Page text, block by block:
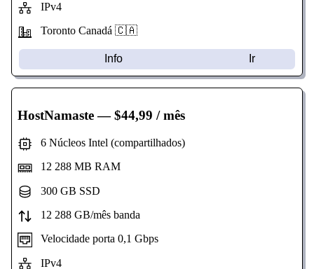
IPv4
Toronto Canadá 🇨🇦
Info Ir
HostNamaste— $44,99 / mês
6 Núcleos Intel (compartilhados)
12 288 MB RAM
300 GB SSD
12 288 GB/mês banda
Velocidade porta 0,1 Gbps
IPv4